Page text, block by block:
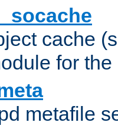
cache
for
metafile